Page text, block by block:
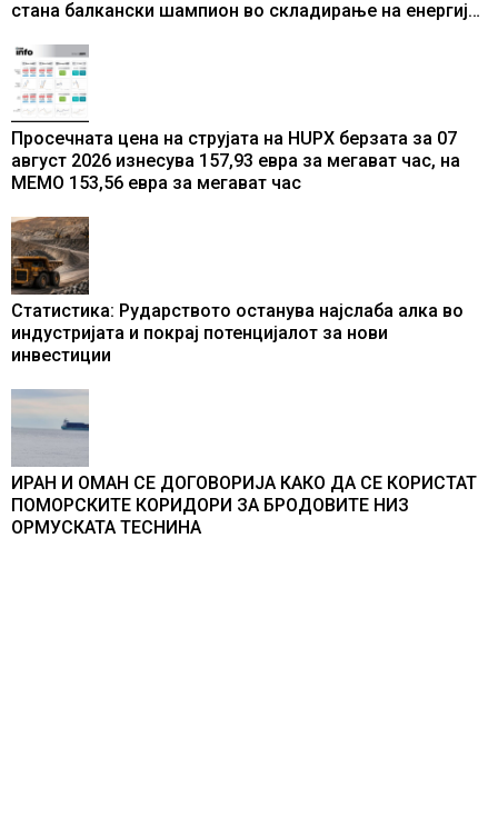
стана балкански шампион во складирање на енергија
Просечната цена на струјата на HUPX берзата за 07
август 2026 изнесува 157,93 евра за мегават час, на
МЕМО 153,56 евра за мегават час
Статистика: Рударството останува најслаба алка во
индустријата и покрај потенцијалот за нови
инвестиции
ИРАН И ОМАН СЕ ДОГОВОРИЈА КАКО ДА СЕ КОРИСТАТ
ПОМОРСКИТЕ КОРИДОРИ ЗА БРОДОВИТЕ НИЗ
ОРМУСКАТА ТЕСНИНА